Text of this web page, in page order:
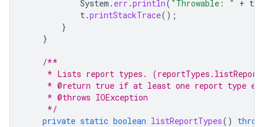
System . err .println( "Throwable: " + t
t.printStackTrace();
}
}
/**
* Lists report types.
* @return true if at least one report type
     * @throws IOException
     */
private static boolean listReportTypes()